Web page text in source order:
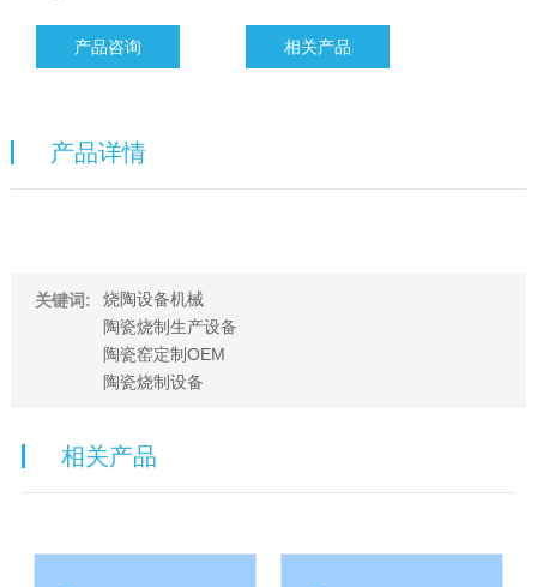
产品咨询 相关产品
产品详情
关键词:
烧陶设备机械
陶瓷烧制生产设备
陶瓷窑定制OEM
陶瓷烧制设备
相关产品